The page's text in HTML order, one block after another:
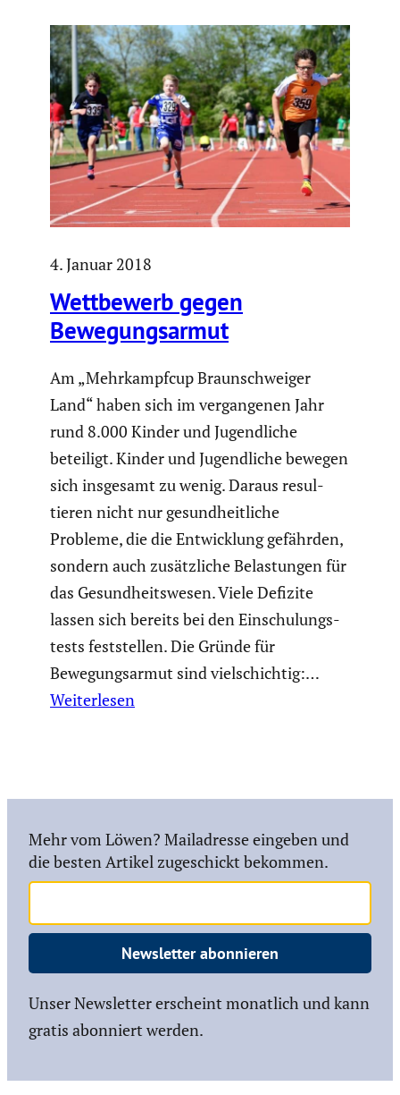
4. Januar 2018
Wettbe­werb gegen
Bewegungs­armut
Am „Mehrkampfcup Braun­schweiger
Land“ haben sich im vergan­genen Jahr
rund 8.000 Kinder und Jugend­liche
beteiligt. Kinder und Jugend­liche bewegen
sich insgesamt zu wenig. Daraus resul­
tieren nicht nur gesund­heit­liche
Probleme, die die Entwick­lung gefährden,
sondern auch zusätz­liche Belas­tungen für
das Gesund­heits­wesen. Viele Defizite
lassen sich bereits bei den Einschu­lungs­
tests feststellen. Die Gründe für
Bewegungs­armut sind vielschichtig:…
Weiterlesen
Mehr vom Löwen? Mailadresse eingeben und
die besten Artikel zugeschickt bekommen.
Newsletter abonnieren
Unser Newsletter erscheint monatlich und kann
gratis abonniert werden.